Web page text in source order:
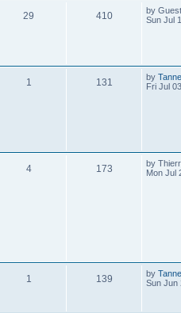
29 410 by Guest
Sun Jul
1 131 by
Fri Jul
4 173 by
Mon Jul
1 139 by
Sun Jun